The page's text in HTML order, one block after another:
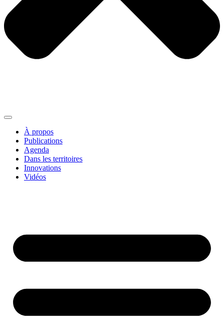
À propos
Publications
Agenda
Dans les territoires
Innovations
Vidéos